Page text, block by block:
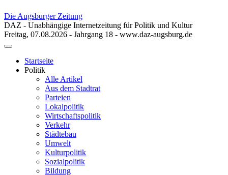
Die Augsburger Zeitung
DAZ - Unabhängige Internetzeitung für Politik und Kultur
Freitag, 07.08.2026 - Jahrgang 18 - www.daz-augsburg.de
Toggle
navigationStartseite
Politik
Alle Artikel
Aus dem Stadtrat
Parteien
Lokalpolitik
Wirtschaftspolitik
Verkehr
Städtebau
Umwelt
Kulturpolitik
Sozialpolitik
Bildung